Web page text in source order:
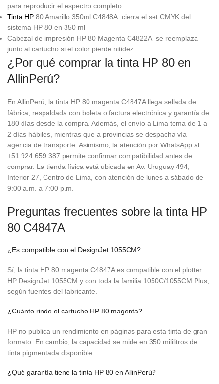
para reproducir el espectro completo
Tinta HP 80 Amarillo 350ml C4848A: cierra el set CMYK del
sistema HP 80 en 350 ml
Cabezal de impresión HP 80 Magenta C4822A: se reemplaza
junto al cartucho si el color pierde nitidez
¿Por qué comprar la tinta HP 80 en
AllinPerú?
En AllinPerú, la tinta HP 80 magenta C4847A llega sellada de
fábrica, respaldada con boleta o factura electrónica y garantía de
180 días desde la compra. Además, el envío a Lima toma de 1 a
2 días hábiles, mientras que a provincias se despacha vía
agencia de transporte. Asimismo, la atención por WhatsApp al
+51 924 659 387 permite confirmar compatibilidad antes de
comprar. La tienda física está ubicada en Av. Uruguay 494,
Interior 27, Centro de Lima, con atención de lunes a sábado de
9:00 a.m. a 7:00 p.m.
Preguntas frecuentes sobre la tinta HP
80 C4847A
¿Es compatible con el DesignJet 1055CM?
Sí, la tinta HP 80 magenta C4847A es compatible con el plotter
HP DesignJet 1055CM y con toda la familia 1050C/1055CM Plus,
según fuentes del fabricante.
¿Cuánto rinde el cartucho HP 80 magenta?
HP no publica un rendimiento en páginas para esta tinta de gran
formato. En cambio, la capacidad se mide en 350 mililitros de
tinta pigmentada disponible.
¿Qué garantía tiene la tinta HP 80 en AllinPerú?